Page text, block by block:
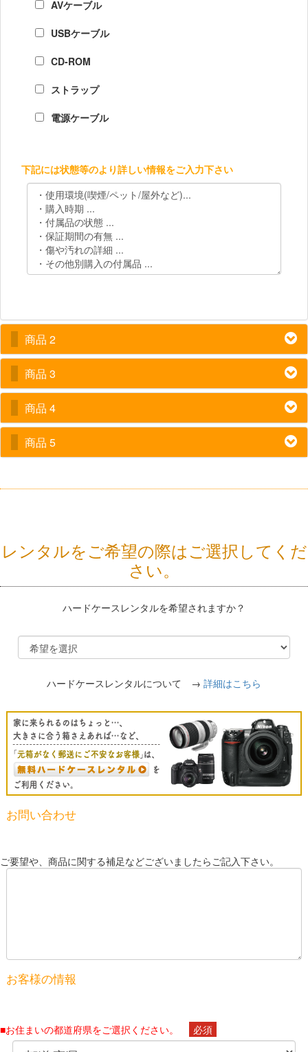
AVケーブル
USBケーブル
CD-ROM
ストラップ
電源ケーブル
下記には状態等のより詳しい情報をご入力下さい
商品 2
商品 3
商品 4
商品 5
レンタルをご希望の際はご選択してくだ
さい。
ハードケースレンタルを希望されますか？
ハードケースレンタルについて → 詳細はこちら
お問い合わせ
ご要望や、商品に関する補足などございましたらご記入下さい。
お客様の情報
■お住まいの都道府県をご選択ください。 必須